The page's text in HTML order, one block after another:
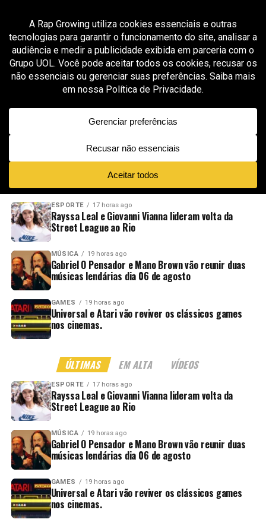
All posts tagged "Será Kayblack"
MÚSICA 3 meses ago
Kayblack inicia nova fase solo com “Será” após
prévia viral bater 1,5 milhão de views em 24
horas
NOVIDADES EM ALTA VÍDEOS
ESPORTE 17 horas ago
Rayssa Leal e Giovanni Vianna lideram volta da
Street League ao Rio
MÚSICA 19 horas ago
Gabriel O Pensador e Mano Brown vão reunir duas
músicas lendárias dia 06 de agosto
GAMES 19 horas ago
Universal e Atari vão reviver os clássicos games
nos cinemas.
ÚLTIMAS EM ALTA VÍDEOS
ESPORTE 17 horas ago
Rayssa Leal e Giovanni Vianna lideram volta da
Street League ao Rio
MÚSICA 19 horas ago
Gabriel O Pensador e Mano Brown vão reunir duas
músicas lendárias dia 06 de agosto
GAMES 19 horas ago
Universal e Atari vão reviver os clássicos games
nos cinemas.